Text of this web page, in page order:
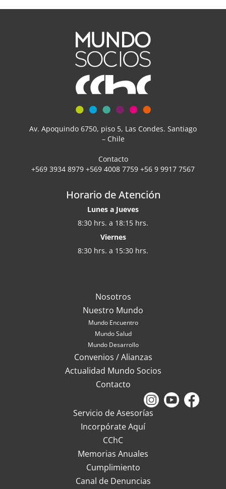
Av. Apoquindo 6750, piso 5, Las Condes. Santiago
– Chile
Contacto
+569 3934 8979 +569 4008 7759 +56 9 9917 7567
Horario de Atención
Lunes a Jueves
8:30 hrs. a 18:15 hrs.
Viernes
8:30 hrs. a 15:30 hrs.
Nosotros
Nuestro Mundo
Mundo Encuentro
Mundo Salud
Mundo Desarrollo
Convenios / Alianzas
Actualidad Mundo Socios
Contacto
Servicio de Asesorías
Incorpórate Aquí
CChC
Memorias Anuales
Cumplimiento
Canal de Denuncias